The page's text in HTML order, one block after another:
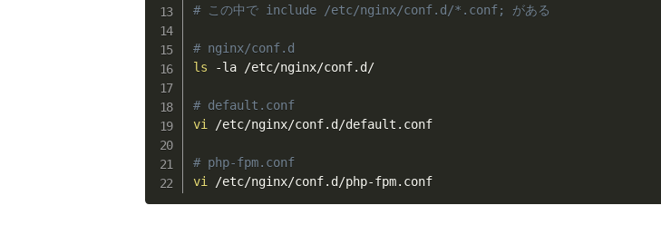
# この中で include /etc/nginx/conf.d/*.conf; がある
# nginx/conf.d
ls -la /etc/nginx/conf.d/
# default.conf
vi /etc/nginx/conf.d/default.conf
# php-fpm.conf
vi /etc/nginx/conf.d/php-fpm.conf